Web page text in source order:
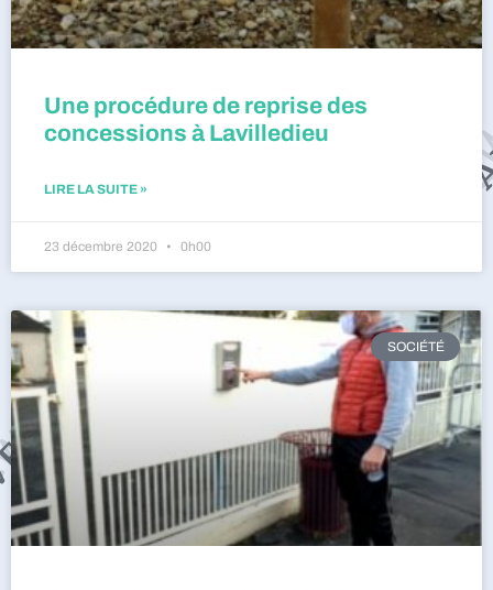
Une procédure de reprise des
concessions à Lavilledieu
LIRE LA SUITE »
23 décembre 2020 0h00
SOCIÉTÉ